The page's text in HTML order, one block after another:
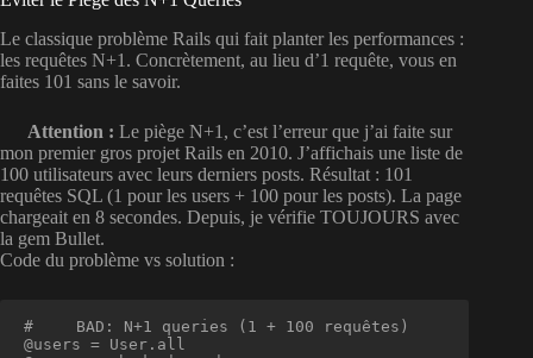
Le classique problème Rails qui fait planter les performances :
les requêtes N+1. Concrètement, au lieu d’1 requête, vous en
faites 101 sans le savoir.
Attention : Le piège N+1, c’est l’erreur que j’ai faite sur
mon premier gros projet Rails en 2010. J’affichais une liste de
100 utilisateurs avec leurs derniers posts. Résultat : 101
requêtes SQL (1 pour les users + 100 pour les posts). La page
chargeait en 8 secondes. Depuis, je vérifie TOUJOURS avec
la gem Bullet.
Code du problème vs solution :
#
BAD: N+1 queries (1 + 100 requêtes)
@users = User.all